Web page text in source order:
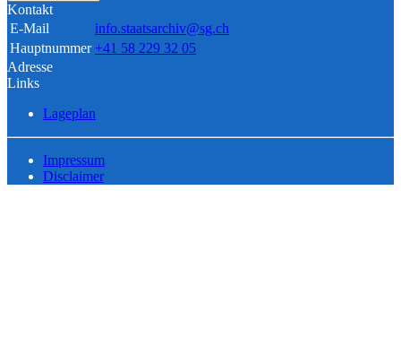
Kontakt
E-Mail
info.staatsarchiv@sg.ch
Hauptnummer +41 58 229 32 05
Adresse
Links
Lageplan
Impressum
Disclaimer